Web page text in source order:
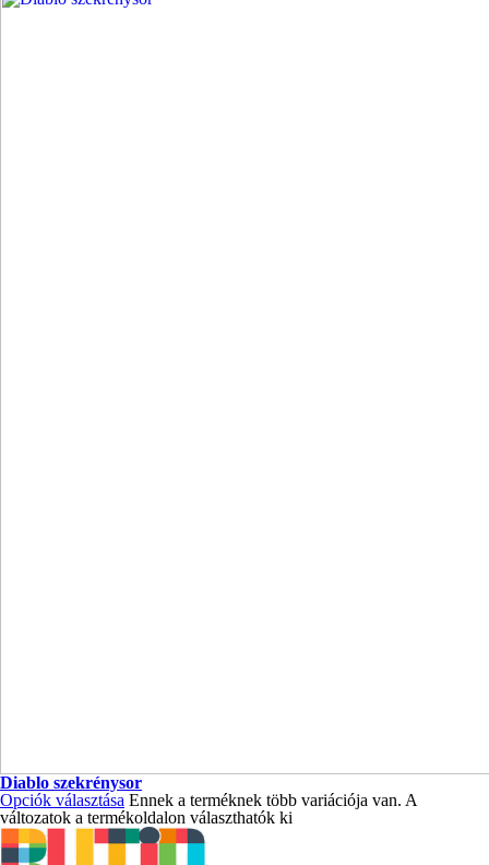
Diablo szekrénysor
Opciók választása Ennek a terméknek több variációja van. A
változatok a termékoldalon választhatók ki